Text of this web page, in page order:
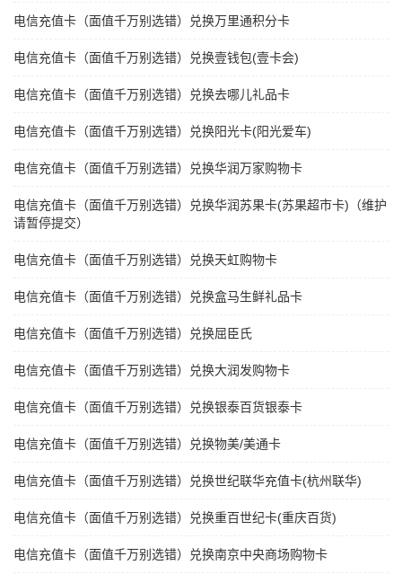
电信充值卡（面值千万别选错）兑换万里通积分卡
电信充值卡（面值千万别选错）兑换壹钱包(壹卡会)
电信充值卡（面值千万别选错）兑换去哪儿礼品卡
电信充值卡（面值千万别选错）兑换阳光卡(阳光爱车)
电信充值卡（面值千万别选错）兑换华润万家购物卡
电信充值卡（面值千万别选错）兑换华润苏果卡(苏果超市卡)（维护
请暂停提交）
电信充值卡（面值千万别选错）兑换天虹购物卡
电信充值卡（面值千万别选错）兑换盒马生鲜礼品卡
电信充值卡（面值千万别选错）兑换屈臣氏
电信充值卡（面值千万别选错）兑换大润发购物卡
电信充值卡（面值千万别选错）兑换银泰百货银泰卡
电信充值卡（面值千万别选错）兑换物美/美通卡
电信充值卡（面值千万别选错）兑换世纪联华充值卡(杭州联华)
电信充值卡（面值千万别选错）兑换重百世纪卡(重庆百货)
电信充值卡（面值千万别选错）兑换南京中央商场购物卡